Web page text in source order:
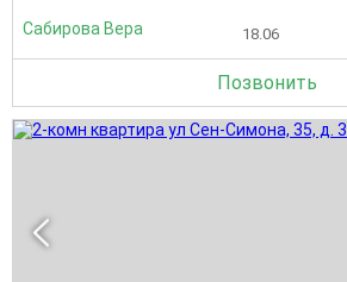
Сабирова Вера 18.06
Позвонить